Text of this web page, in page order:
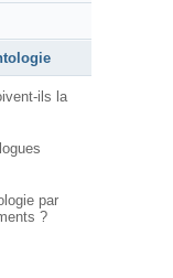
ils la
par
?